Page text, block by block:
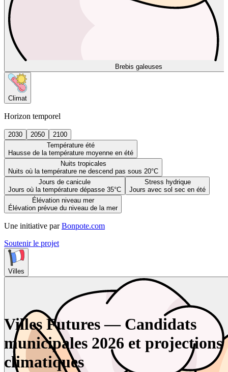
Brebis galeuses
Climat
Horizon temporel
2030 2050
2100
Température été
Hausse de la température moyenne en été
Nuits tropicales
Nuits où la température ne descend pas sous 20°C
Jours de canicule
Jours où la température dépasse 35°C
Stress hydrique
Jours avec sol sec en été
Élévation niveau mer
Élévation prévue du niveau de la mer
Une initiative par Bonpote.com
Soutenir le projet
Villes
Villes Futures — Candidats
municipales 2026 et projections
climatiques